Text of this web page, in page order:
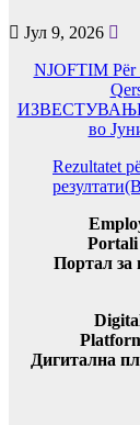
Јул 9, 2026
NJOFTIM Për
ИЗВЕСТУВАЊЕ
во
Rezultatet
Portali
Портал за
Дигитална